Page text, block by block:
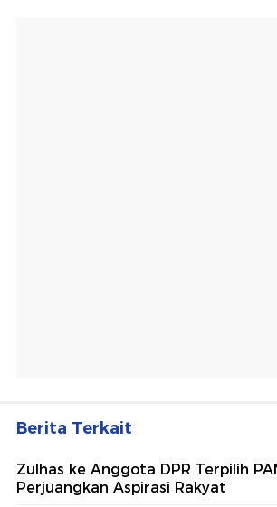
Berita Terkait
Zulhas ke Anggota DPR Terpilih
Perjuangkan Aspirasi Rakyat